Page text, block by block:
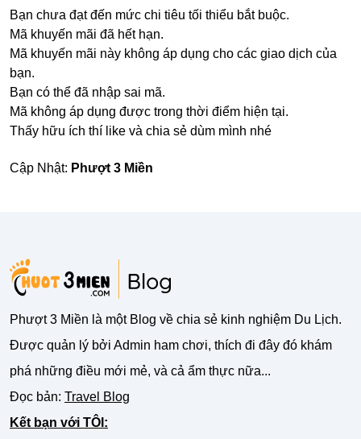
Bạn chưa đạt đến mức chi tiêu tối thiểu bắt buộc.
Mã khuyến mãi đã hết hạn.
Mã khuyến mãi này không áp dụng cho các giao dịch của
bạn.
Bạn có thể đã nhập sai mã.
Mã không áp dụng được trong thời điểm hiện tại.
Thấy hữu ích thí like và chia sẻ dùm mình nhé
Cập Nhật: Phượt 3 Miền
Phượt 3 Miền là một Blog về chia sẻ kinh nghiệm Du Lịch.
Được quản lý bởi Admin ham chơi, thích đi đây đó khám
phá những điều mới mẻ, và cả ẩm thực nữa...
Đọc bản: Travel Blog
Kết bạn với TÔI: